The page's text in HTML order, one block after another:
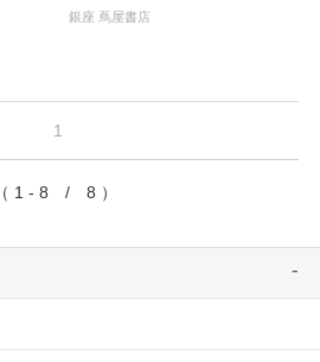
銀座 蔦屋書店
1
（ 1 - 8 / 8 ）